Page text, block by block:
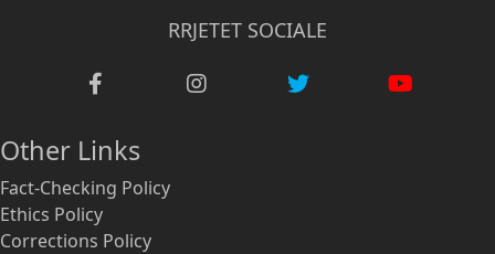
RRJETET SOCIALE
Other Links
Fact-Checking Policy
Ethics Policy
Corrections Policy